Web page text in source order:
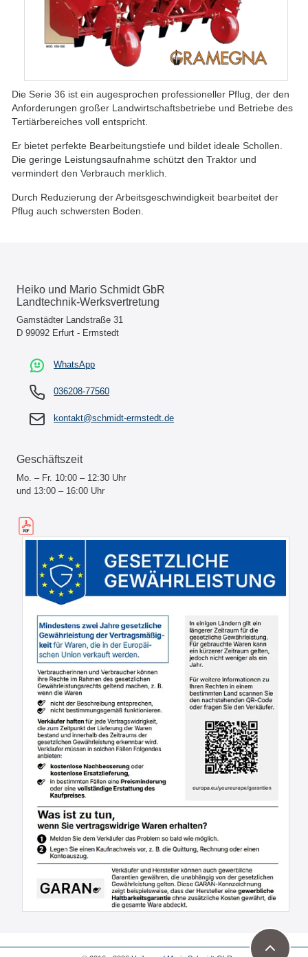
Die Serie 36 ist ein augesprochen professioneller Pflug, der den
Anforderungen großer Landwirtschaftsbetriebe und Betriebe des
Tertiärbereiches voll entspricht.
Er bietet perfekte Bearbeitungstiefe und bildet ideale Schollen.
Die geringe Leistungsaufnahme schützt den Traktor und
vermindert den Verbrauch merklich.
Durch Reduzierung der Arbeitsgeschwindigkeit bearbeitet der
Pflug auch schwersten Boden.
Heiko und Mario Schmidt GbR
Landtechnik-Werksvertretung
Gamstädter Landstraße 31
D 99092 Erfurt - Ermstedt
WhatsApp
036208-77560
kontakt@schmidt-ermstedt.de
Geschäftszeit
Mo. – Fr. 10:00 – 12:30 Uhr
und 13:00 – 16:00 Uhr